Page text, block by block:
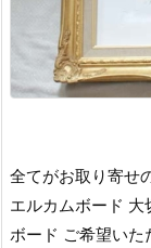
全てがお取り寄せ
エルカムボード
ボード ご希望いた